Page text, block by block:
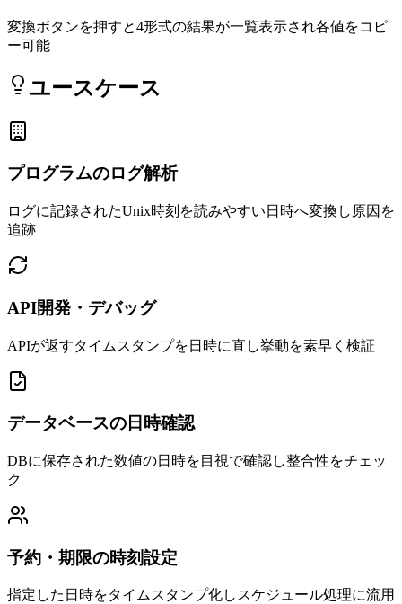
変換ボタンを押すと4形式の結果が一覧表示され各値をコピ
ー可能
ユースケース
プログラムのログ解析
ログに記録されたUnix時刻を読みやすい日時へ変換し原因を
追跡
API開発・デバッグ
APIが返すタイムスタンプを日時に直し挙動を素早く検証
データベースの日時確認
DBに保存された数値の日時を目視で確認し整合性をチェッ
ク
予約・期限の時刻設定
指定した日時をタイムスタンプ化しスケジュール処理に流用